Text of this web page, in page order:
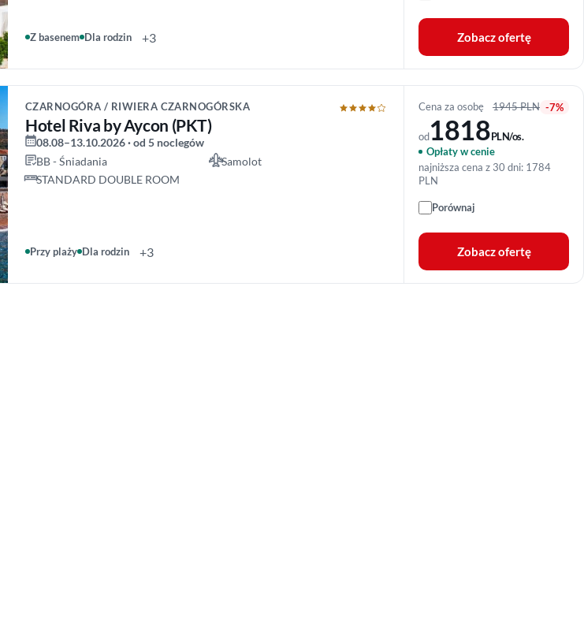
Z basenem Dla rodzin +3 Zobacz ofertę
CZARNOGÓRA / RIWIERA CZARNOGÓRSKA
Hotel Riva by Aycon (PKT)
08.08–13.10.2026 · od 5 noclegów
BB - Śniadania
Samolot
STANDARD DOUBLE ROOM
Przy plaży Dla rodzin +3
Cena za osobę 1945 PLN -7%
od1818PLN/os.
Opłaty w cenie
najniższa cena z 30 dni: 1784
PLN
Porównaj
Zobacz ofertę